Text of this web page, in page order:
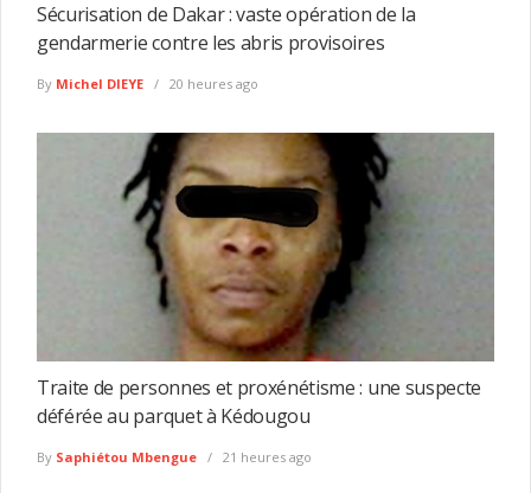
Sécurisation de Dakar : vaste opération de la
gendarmerie contre les abris provisoires
By Michel DIEYE 20 heures ago
Traite de personnes et proxénétisme : une suspecte
déférée au parquet à Kédougou
By Saphiétou Mbengue 21 heures ago